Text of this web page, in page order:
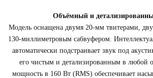
Объёмный и
Модель оснащена двумя 20-мм твитерами,
130-миллиметровым сабвуфером.
автоматически подстраивает звук под
его чистым и детализированным в любой
мощность в 160 Вт (RMS) обеспечивает